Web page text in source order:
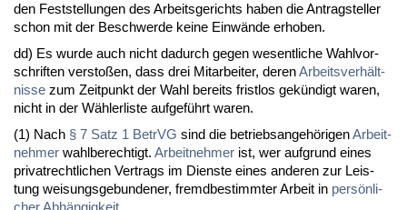
den Fest­stel­lun­gen des Ar­beits­ge­richts ha­ben die An­trag­stel­ler
schon mit der Be­schwer­de kei­ne Einwände er­ho­ben.
dd) Es wur­de auch nicht da­durch ge­gen we­sent­li­che Wahl­vor­
schrif­ten ver­s­toßen, dass drei Mit­ar­bei­ter, de­renAr­beits­verhält­
nis­se zum Zeit­punkt der Wahl be­reits frist­los gekündigt wa­ren,
nicht in der Wähler­lis­te auf­geführt wa­ren.
(1) Nach § 7 Satz 1 Be­trVG sind die be­triebs­an­gehöri­genAr­beit­
neh­mer wahl­be­rech­tigt. Ar­beit­neh­mer ist, wer auf­grund ei­nes
pri­vat­recht­li­chen Ver­trags im Diens­te ei­nes an­de­ren zur Leis­
tung wei­sungs­ge­bun­de­ner, fremd­be­stimm­ter Ar­beit in persönli­